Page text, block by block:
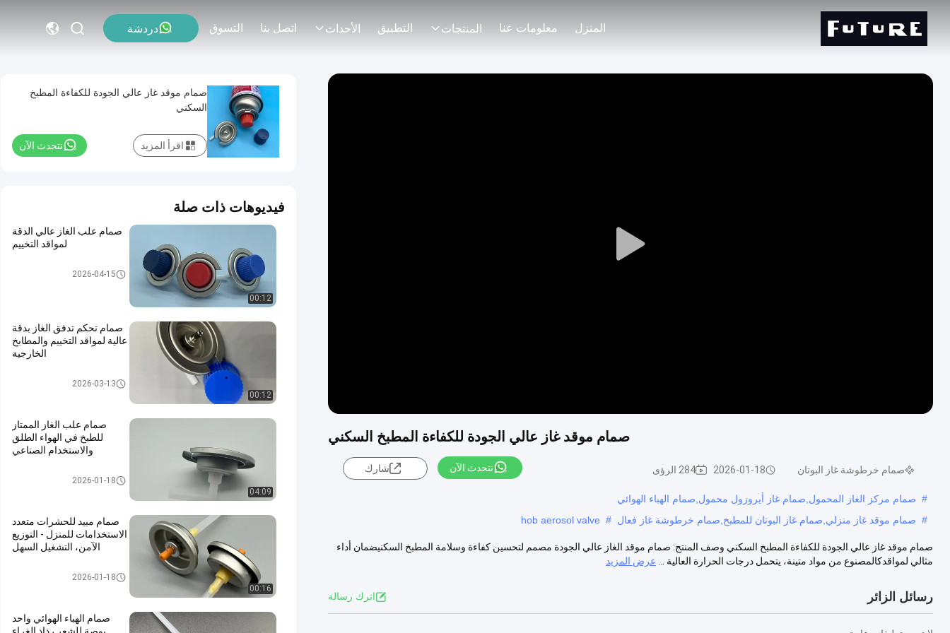
المنزل معلومات عنا المنتجات التطبيق الأحداث اتصل بنا التسوق دردشة
Play
صمام موقد غاز عالي الجودة للكفاءة المطبخ السكني
صمام خرطوشة غاز البوتان 2026-01-18 284 الرؤى نتحدث الآن شارك
# صمام مركز الغاز المحمول,صمام غاز أيروزول محمول,صمام الهباء الهوائي
# صمام موقد غاز منزلي,صمام غاز البوتان للمطبخ,صمام خرطوشة غاز فعال #
hob aerosol valve
صمام موقد غاز عالي الجودة للكفاءة المطبخ السكني وصف المنتج: صمام موقد الغاز عالي الجودة مصمم لتحسين كفاءة وسلامة المطبخ السكنيضمان أداء
مثالي لمواقدكالمصنوع من مواد متينة، يتحمل درجات الحرارة العالية ...
عرض المزيد
رسائل الزائر اترك رسالة
صمام موقد غاز عالي الجودة للكفاءة المطبخ
السكني
نتحدث الآن اقرأ المزيد
فيديوهات ذات صلة
00:12
صمام علب الغاز عالي الدقة
لمواقد التخييم
صمام خرطوشة غاز البوتان
2026-04-15
00:12
صمام تحكم تدفق الغاز بدقة
عالية لمواقد التخييم والمطابخ
الخارجية
صمام خرطوشة غاز البوتان
2026-03-13
04:09
صمام علب الغاز الممتاز
للطبخ في الهواء الطلق
والاستخدام الصناعي
صمام خرطوشة غاز البوتان
2026-01-18
00:16
صمام مبيد للحشرات متعدد
الاستخدامات للمنزل - التوزيع
الآمن، التشغيل السهل
water alcohol based insecticid
2026-01-18
صمام الهباء الهوائي واحد